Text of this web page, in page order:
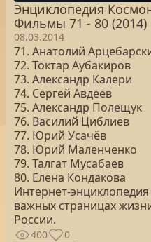
Энциклопедия
Фильмы 71 - 80 (2014)
08.03.2014
71. Анатолий
72. Токтар Аубакиров
73. Александр Калери
74. Сергей Авдеев
75. Александр Полещук
76. Василий Циблиев
77. Юрий Усачёв
78. Юрий Маленченко
79. Талгат Мусабаев
80. Елена Кондакова
Интернет-
важных страницах
России.
400 0